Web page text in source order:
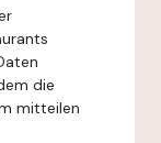
die
mitteilen